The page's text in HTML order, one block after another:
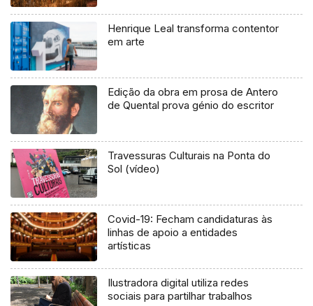
Henrique Leal transforma contentor
em arte
Edição da obra em prosa de Antero
de Quental prova génio do escritor
Travessuras Culturais na Ponta do
Sol (vídeo)
Covid-19: Fecham candidaturas às
linhas de apoio a entidades
artísticas
Ilustradora digital utiliza redes
sociais para partilhar trabalhos